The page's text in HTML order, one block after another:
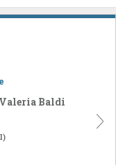
Baldi